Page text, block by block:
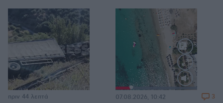
πριν 44 λεπτά
Loaded
:
100.00%
07.08.2026, 10:42 3